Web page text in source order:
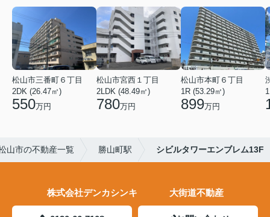
松山市三番町６丁目
2DK (26.47㎡)
550万円
松山市宮西１丁目
2LDK (48.49㎡)
780万円
松山市本町６丁目
1R (53.29㎡)
899万円
山市の不動産一覧 勝山町駅 シビルタワーエンブレム13F
株式会社デンカシンキ 大街道不動産